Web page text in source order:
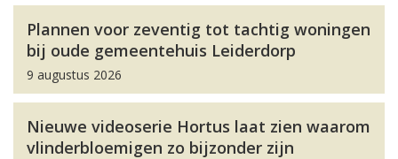
Plannen voor zeventig tot tachtig woningen
bij oude gemeentehuis Leiderdorp
9 augustus 2026
Nieuwe videoserie Hortus laat zien waarom
vlinderbloemigen zo bijzonder zijn